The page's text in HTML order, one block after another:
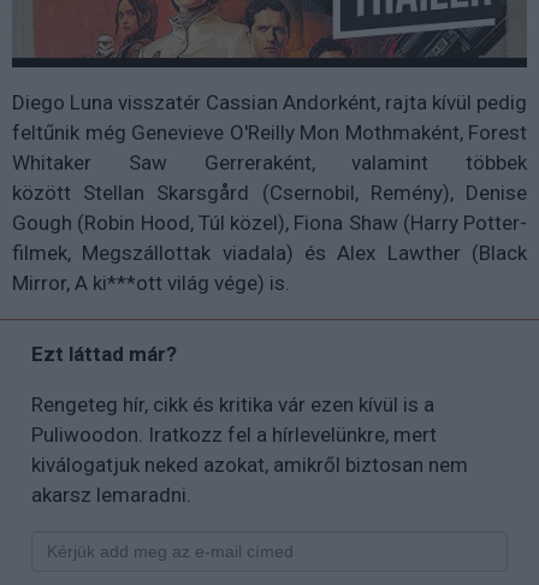
Diego Luna visszatér Cassian Andorként, rajta kívül pedig
feltűnik még Genevieve O'Reilly Mon Mothmaként, Forest
Whitaker Saw Gerreraként, valamint többek
között Stellan Skarsgård (Csernobil, Remény), Denise
Gough (Robin Hood, Túl közel), Fiona Shaw (Harry Potter-
filmek, Megszállottak viadala) és Alex Lawther (Black
Mirror, A ki***ott világ vége) is.
Ezt láttad már?
Rengeteg hír, cikk és kritika vár ezen kívül is a
Puliwoodon. Iratkozz fel a hírlevelünkre, mert
kiválogatjuk neked azokat, amikről biztosan nem
akarsz lemaradni.